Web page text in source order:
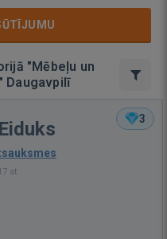
"Mēbeļu un
Daugavpilī
3
st.